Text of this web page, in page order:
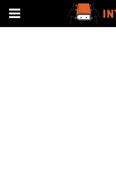
Intnet.pl